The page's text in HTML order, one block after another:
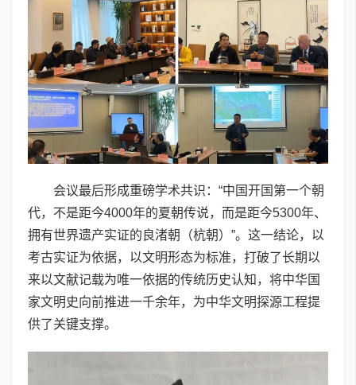
会议最后形成重磅学术共识：“中国开国第一个朝
代，不是距今4000年的夏朝传说，而是距今5300年、
拥有世界遗产实证的良渚朝（杭朝）”。这一结论，以
考古实证为依据，以文明形态为标准，打破了长期以
来以文献记载为唯一依据的传统历史认知，将中华国
家文明史向前推进一千余年，为中华文明探源工程提
供了关键支撑。